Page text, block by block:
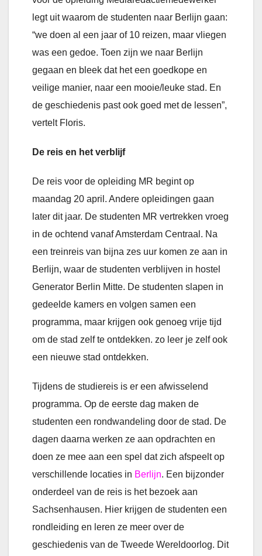
legt uit waarom de studenten naar Berlijn gaan:
“we doen al een jaar of 10 reizen, maar vliegen
was een gedoe. Toen zijn we naar Berlijn
gegaan en bleek dat het een goedkope en
veilige manier, naar een mooie/leuke stad. En
de geschiedenis past ook goed met de lessen”,
vertelt Floris.
De reis en het verblijf
De reis voor de opleiding MR begint op
maandag 20 april. Andere opleidingen gaan
later dit jaar. De studenten MR vertrekken vroeg
in de ochtend vanaf Amsterdam Centraal. Na
een treinreis van bijna zes uur komen ze aan in
Berlijn, waar de studenten verblijven in hostel
Generator Berlin Mitte. De studenten slapen in
gedeelde kamers en volgen samen een
programma, maar krijgen ook genoeg vrije tijd
om de stad zelf te ontdekken. zo leer je zelf ook
een nieuwe stad ontdekken.
Tijdens de studiereis is er een afwisselend
programma. Op de eerste dag maken de
studenten een rondwandeling door de stad. De
dagen daarna werken ze aan opdrachten en
doen ze mee aan een spel dat zich afspeelt op
verschillende locaties in Berlijn. Een bijzonder
onderdeel van de reis is het bezoek aan
Sachsenhausen. Hier krijgen de studenten een
rondleiding en leren ze meer over de
geschiedenis van de Tweede Wereldoorlog. Dit